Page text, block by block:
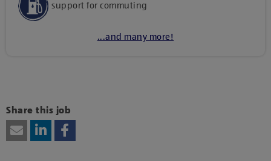
support for commuting
...and many more!
vagy technológiájának használatához.
Share this job